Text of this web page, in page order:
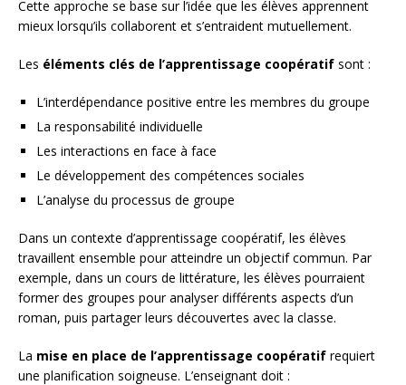
Cette approche se base sur l’idée que les élèves apprennent
mieux lorsqu’ils collaborent et s’entraident mutuellement.
Les éléments clés de l’apprentissage coopératif sont :
L’interdépendance positive entre les membres du groupe
La responsabilité individuelle
Les interactions en face à face
Le développement des compétences sociales
L’analyse du processus de groupe
Dans un contexte d’apprentissage coopératif, les élèves
travaillent ensemble pour atteindre un objectif commun. Par
exemple, dans un cours de littérature, les élèves pourraient
former des groupes pour analyser différents aspects d’un
roman, puis partager leurs découvertes avec la classe.
La mise en place de l’apprentissage coopératif requiert
une planification soigneuse. L’enseignant doit :